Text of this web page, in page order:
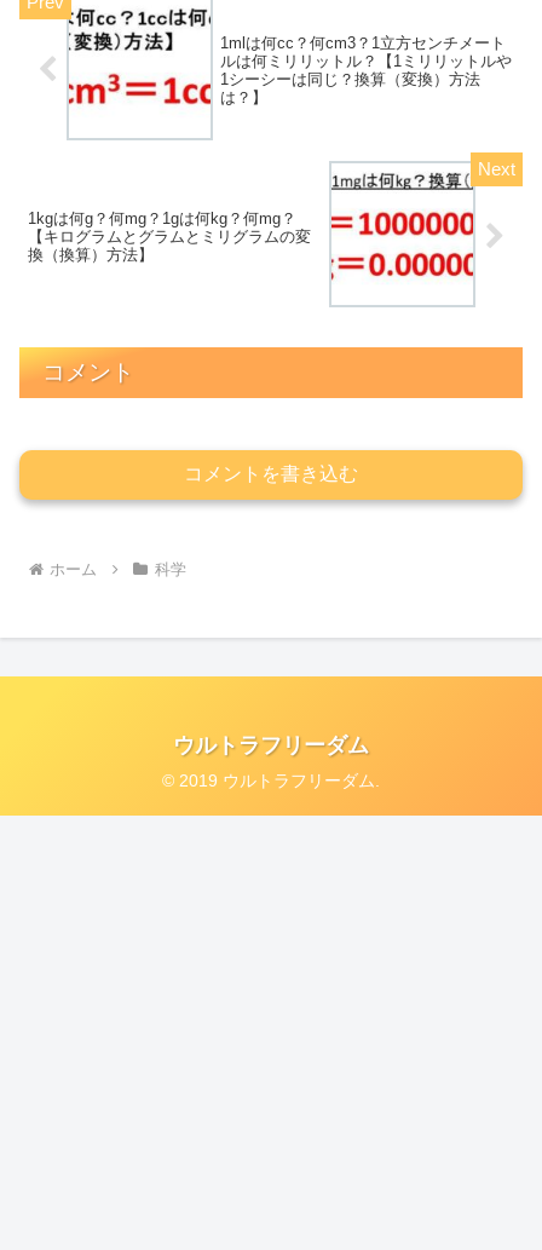
1mlは何cc？何cm3？1立方センチメート
ルは何ミリリットル？【1ミリリットルや
1シーシーは同じ？換算（変換）方法
は？】
1kgは何g？何mg？1gは何kg？何mg？
【キログラムとグラムとミリグラムの変
換（換算）方法】
コメント
コメントを書き込む
ホーム 科学
ウルトラフリーダム
© 2019 ウルトラフリーダム.